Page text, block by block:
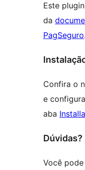
Este
da
PagSeguro.
Confira o
e
aba
Dúvidas?
Você